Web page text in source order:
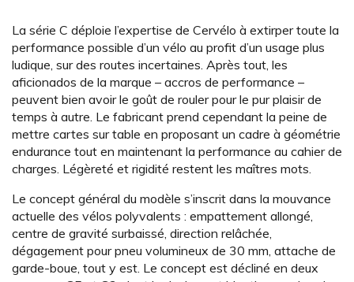
La série C déploie l’expertise de Cervélo à extirper toute la
performance possible d’un vélo au profit d’un usage plus
ludique, sur des routes incertaines. Après tout, les
aficionados de la marque – accros de performance –
peuvent bien avoir le goût de rouler pour le pur plaisir de
temps à autre. Le fabricant prend cependant la peine de
mettre cartes sur table en proposant un cadre à géométrie
endurance tout en maintenant la performance au cahier de
charges. Légèreté et rigidité restent les maîtres mots.
Le concept général du modèle s’inscrit dans la mouvance
actuelle des vélos polyvalents : empattement allongé,
centre de gravité surbaissé, direction relâchée,
dégagement pour pneu volumineux de 30 mm, attache de
garde-boue, tout y est. Le concept est décliné en deux